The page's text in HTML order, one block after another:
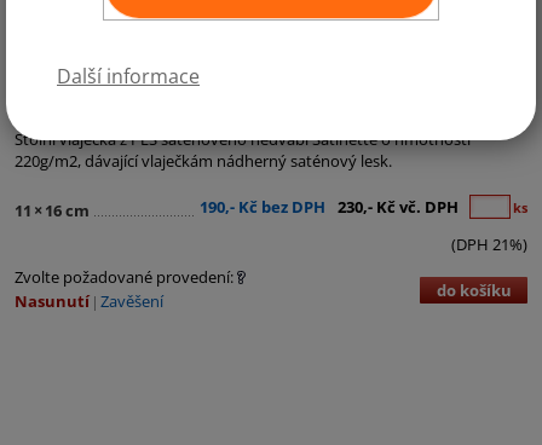
Další informace
Kategorie:Krajské vlaječky
Stolní vlaječka z PES saténového hedvábí Satinette o hmotnosti
220g/m2, dávající vlaječkám nádherný saténový lesk.
11 × 16 cm 190,- Kč bez DPH 230,- Kč vč. DPH ks
(DPH 21%)
Zvolte požadované provedení:
Nasunutí Zavěšení do košíku